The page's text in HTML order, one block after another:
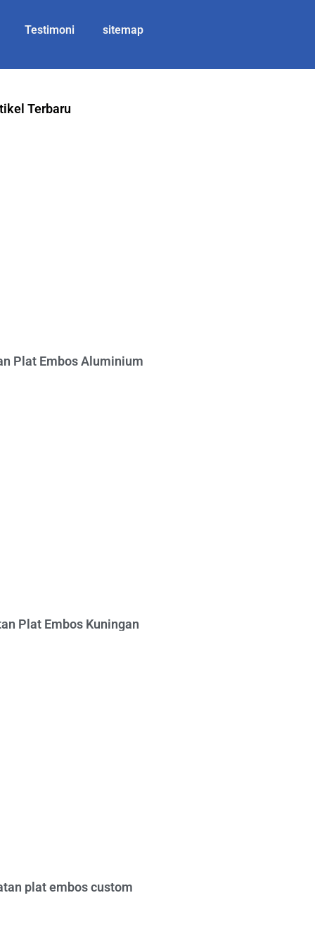
Testimoni sitemap
Terbaru
Plat Embos Aluminium
Plat Embos Kuningan
plat embos custom